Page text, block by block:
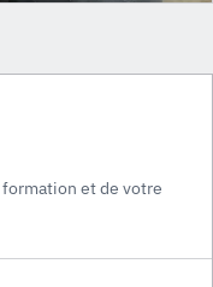
et de votre